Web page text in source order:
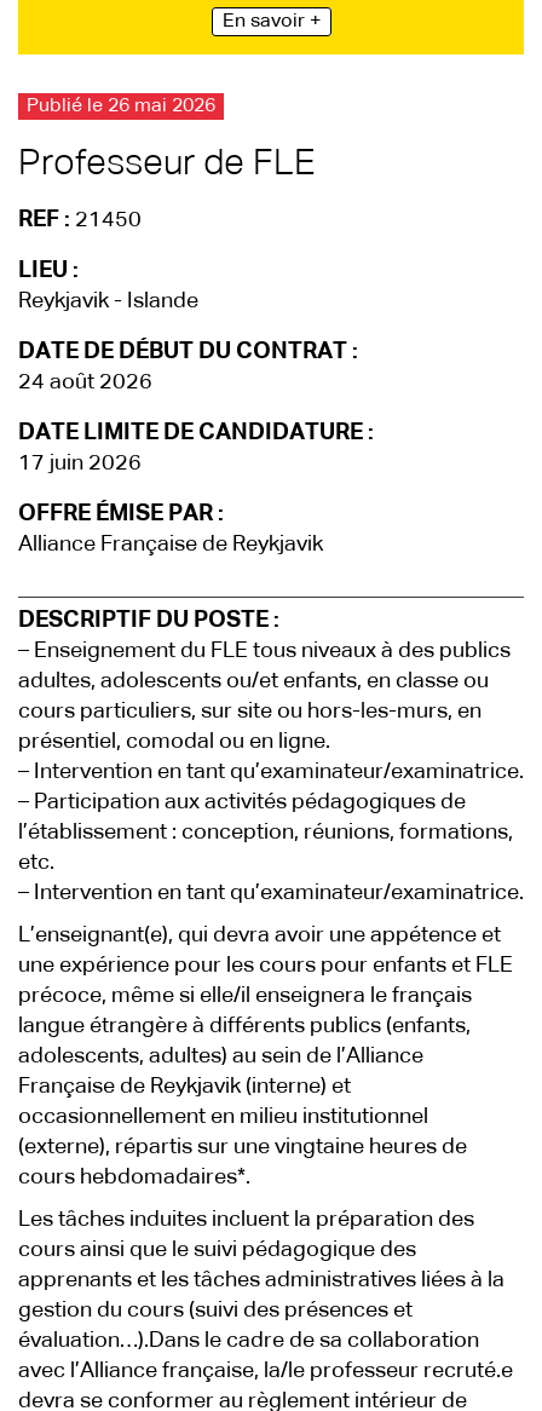
En savoir +
Publié le 26 mai 2026
Professeur de FLE
REF : 21450
LIEU :
Reykjavik - Islande
DATE DE DÉBUT DU CONTRAT :
24 août 2026
DATE LIMITE DE CANDIDATURE :
17 juin 2026
OFFRE ÉMISE PAR :
Alliance Française de Reykjavik
DESCRIPTIF DU POSTE :
– Enseignement du FLE tous niveaux à des publics
adultes, adolescents ou/et enfants, en classe ou
cours particuliers, sur site ou hors-les-murs, en
présentiel, comodal ou en ligne.
– Intervention en tant qu’examinateur/examinatrice.
– Participation aux activités pédagogiques de
l’établissement : conception, réunions, formations,
etc.
– Intervention en tant qu’examinateur/examinatrice.
L’enseignant(e), qui devra avoir une appétence et
une expérience pour les cours pour enfants et FLE
précoce, même si elle/il enseignera le français
langue étrangère à différents publics (enfants,
adolescents, adultes) au sein de l’Alliance
Française de Reykjavik (interne) et
occasionnellement en milieu institutionnel
(externe), répartis sur une vingtaine heures de
cours hebdomadaires*.
Les tâches induites incluent la préparation des
cours ainsi que le suivi pédagogique des
apprenants et les tâches administratives liées à la
gestion du cours (suivi des présences et
évaluation…).Dans le cadre de sa collaboration
avec l’Alliance française, la/le professeur recruté.e
devra se conformer au règlement intérieur de